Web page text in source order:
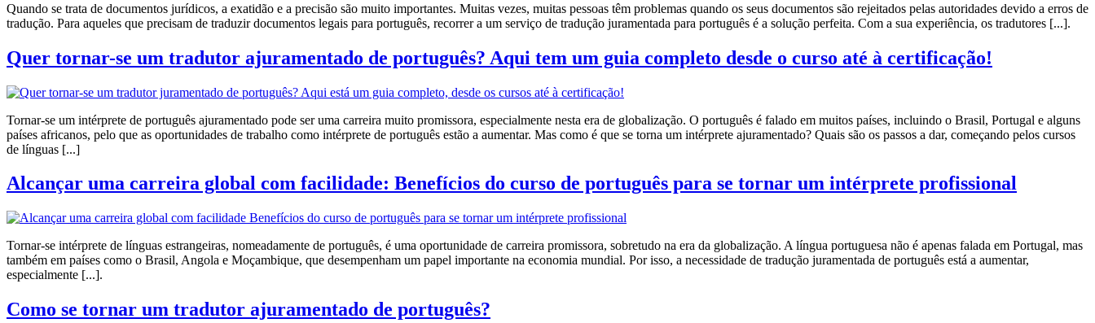
Quando se trata de documentos jurídicos, a exatidão e a precisão são muito importantes. Muitas vezes, muitas pessoas têm problemas quando os seus documentos são rejeitados pelas autoridades devido a erros de
tradução. Para aqueles que precisam de traduzir documentos legais para português, recorrer a um serviço de tradução juramentada para português é a solução perfeita. Com a sua experiência, os tradutores [...].
Quer tornar-se um tradutor ajuramentado de português? Aqui tem um guia completo desde o curso até à certificação!
Tornar-se um intérprete de português ajuramentado pode ser uma carreira muito promissora, especialmente nesta era de globalização. O português é falado em muitos países, incluindo o Brasil, Portugal e alguns
países africanos, pelo que as oportunidades de trabalho como intérprete de português estão a aumentar. Mas como é que se torna um intérprete ajuramentado? Quais são os passos a dar, começando pelos cursos
de línguas [...]
Alcançar uma carreira global com facilidade: Benefícios do curso de português para se tornar um intérprete profissional
Tornar-se intérprete de línguas estrangeiras, nomeadamente de português, é uma oportunidade de carreira promissora, sobretudo na era da globalização. A língua portuguesa não é apenas falada em Portugal, mas
também em países como o Brasil, Angola e Moçambique, que desempenham um papel importante na economia mundial. Por isso, a necessidade de tradução juramentada de português está a aumentar,
especialmente [...].
Como se tornar um tradutor ajuramentado de português?